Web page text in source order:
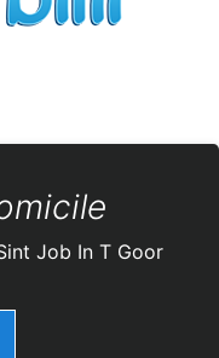
Job In T Goor